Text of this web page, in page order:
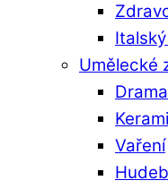
Umělecké
Vaření